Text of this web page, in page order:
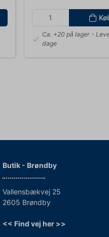
Ca. +20 på lager-
dage
Butik - Brøndby
Vallensbækvej 25
2605 Brøndby
<< Find vej her >>